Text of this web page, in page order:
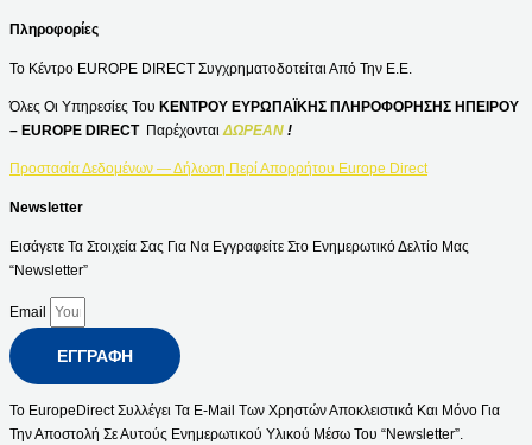
Πληροφορίες
Το Κέντρο EUROPE DIRECT Συγχρηματοδοτείται Από Την Ε.Ε.
Όλες Οι Υπηρεσίες Του ΚΕΝΤΡΟΥ ΕΥΡΩΠΑΪΚΗΣ ΠΛΗΡΟΦΟΡΗΣΗΣ ΗΠΕΙΡΟΥ
– EUROPE DIRECT Παρέχονται ΔΩΡΕΑΝ !
Προστασία Δεδομένων — Δήλωση Περί Απορρήτου Europe Direct
Newsletter
Εισάγετε Τα Στοιχεία Σας Για Να Εγγραφείτε Στο Ενημερωτικό Δελτίο Μας
“Newsletter”
Email
ΕΓΓΡΑΦΉ
Το EuropeDirect Συλλέγει Τα E-Mail Των Χρηστών Αποκλειστικά Και Μόνο Για
Την Αποστολή Σε Αυτούς Ενημερωτικού Υλικού Μέσω Του “Newsletter”.